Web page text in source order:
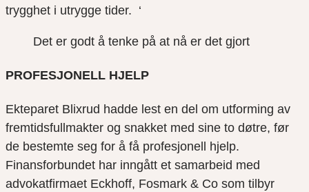
trygghet i utrygge tider. ‘
Det er godt å tenke på at nå er det gjort
PROFESJONELL HJELP
Ekteparet Blixrud hadde lest en del om utforming av
fremtidsfullmakter og snakket med sine to døtre, før
de bestemte seg for å få profesjonell hjelp.
Finansforbundet har inngått et samarbeid med
advokatfirmaet Eckhoff, Fosmark & Co som tilbyr